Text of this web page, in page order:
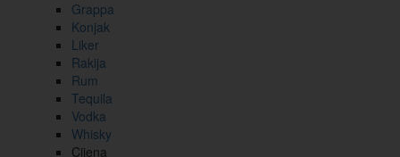
Grappa
Konjak
Liker
Rakija
Rum
Tequila
Vodka
Whisky
Cijena